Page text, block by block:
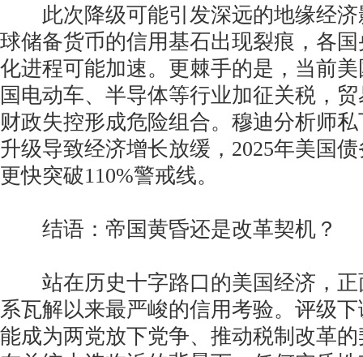
此次降级可能引发深远的地缘经济
球储备货币的信用基石出现裂痕，各
化进程可能加速。更棘手的是，当前
国电动车、半导体等行业加征关税，
财政失控形成危险组合。穆迪分析师
升级导致经济增长放缓，2025年美国
更快突破110%警戒线。
结语：帝国黄昏还是改革契机？
站在历史十字路口的美国经济，正
系瓦解以来最严峻的信用考验。评级
能成为两党放下党争、推动税制改革